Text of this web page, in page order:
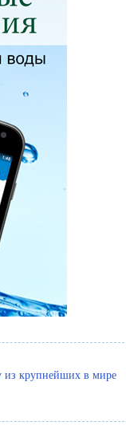
из крупнейших в мире